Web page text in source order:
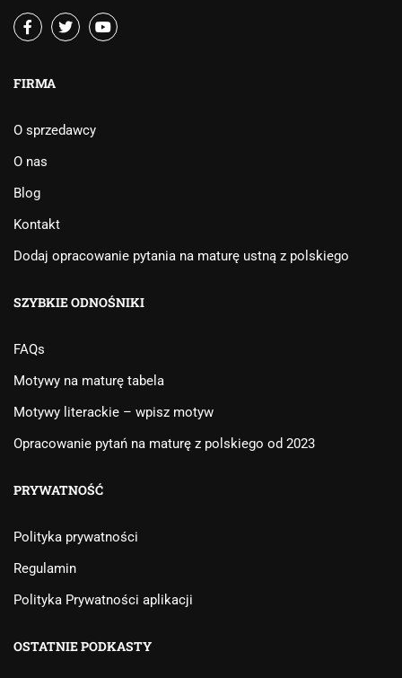
FIRMA
O sprzedawcy
O nas
Blog
Kontakt
Dodaj opracowanie pytania na maturę ustną z polskiego
SZYBKIE ODNOŚNIKI
FAQs
Motywy na maturę tabela
Motywy literackie – wpisz motyw
Opracowanie pytań na maturę z polskiego od 2023
PRYWATNOŚĆ
Polityka prywatności
Regulamin
Polityka Prywatności aplikacji
OSTATNIE PODKASTY